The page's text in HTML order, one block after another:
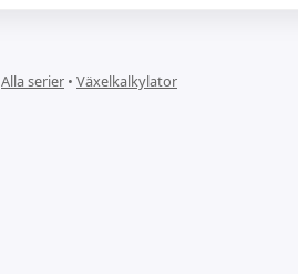
Alla serier • Växelkalkylator